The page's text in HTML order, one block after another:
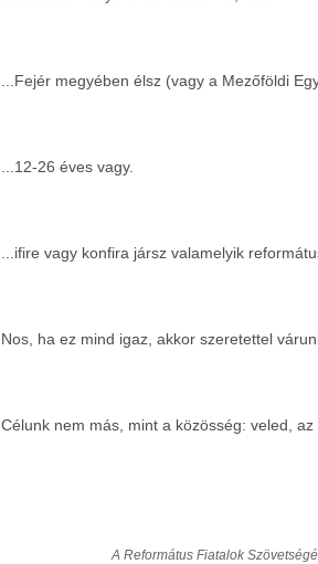
...Fejér megyében élsz (vagy a Mezőföldi
...12-26 éves vagy.
...ifire vagy konfira jársz valamelyik
Nos, ha ez mind igaz, akkor szeretettel
Célunk nem más, mint a közösség: veled,
A Református Fiatalok